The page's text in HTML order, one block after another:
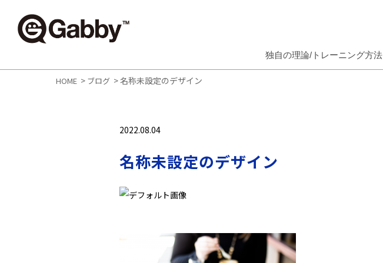
独自の理論/トレーニング方法
HOME > ブログ >名称未設定のデザイン
2022.08.04
名称未設定のデザイン